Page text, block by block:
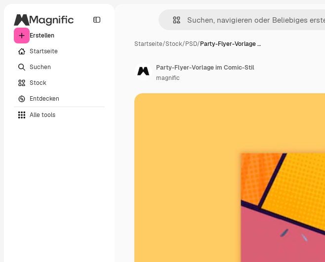
Erstellen
Startseite
Suchen
Stock
Entdecken
Alle tools
Startseite/Stock/PSD/Party-Flyer-Vorlage …
Party-Flyer-Vorlage im Comic-Stil
magnific